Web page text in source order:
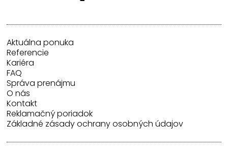
Aktuálna ponuka
Referencie
Kariéra
FAQ
Správa prenájmu
O nás
Kontakt
Reklamačný poriadok
Základné zásady ochrany osobných údajov